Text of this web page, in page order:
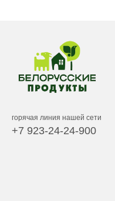
горячая линия нашей сети
+7 923-24-24-900